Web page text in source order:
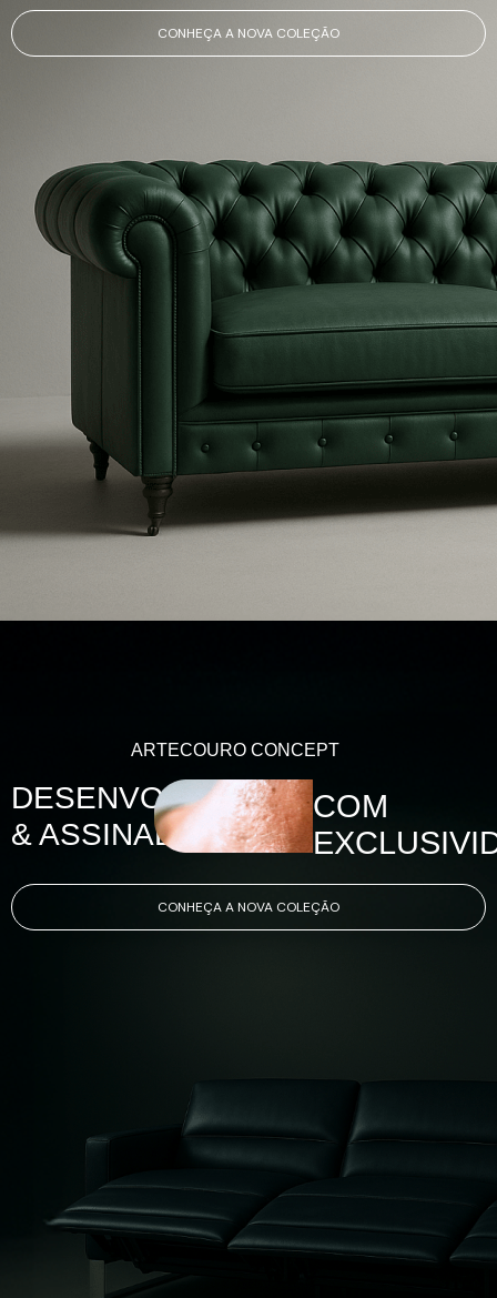
CONHEÇA A NOVA COLEÇÃO
ARTECOURO CONCEPT
DESENVOLVIDOS
& ASSINADOS
COM
CONHEÇA A NOVA COLEÇÃO